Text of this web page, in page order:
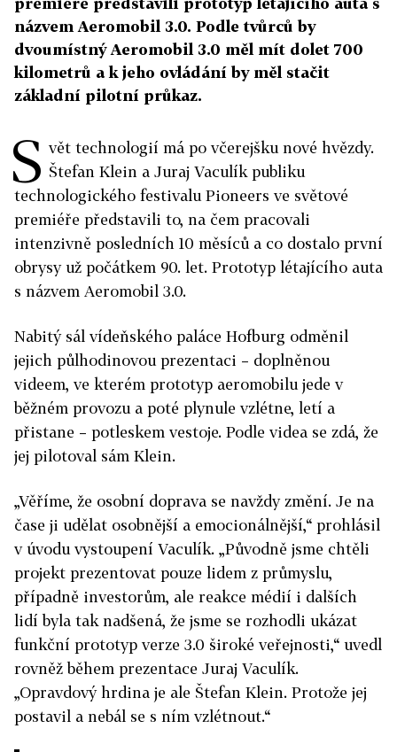
názvem Aeromobil 3.0. Podle tvůrců by
dvoumístný Aeromobil 3.0 měl mít dolet 700
kilometrů a k jeho ovládání by měl stačit
základní pilotní průkaz.
S vět technologií má po včerejšku nové hvězdy.
Štefan Klein a Juraj Vaculík publiku
technologického festivalu Pioneers ve světové
premiéře představili to, na čem pracovali
intenzivně posledních 10 měsíců a co dostalo první
obrysy už počátkem 90. let. Prototyp létajícího auta
s názvem Aeromobil 3.0.
Nabitý sál vídeňského paláce Hofburg odměnil
jejich půlhodinovou prezentaci – doplněnou
videem, ve kterém prototyp aeromobilu jede v
běžném provozu a poté plynule vzlétne, letí a
přistane – potleskem vestoje. Podle videa se zdá, že
jej pilotoval sám Klein.
„Věříme, že osobní doprava se navždy změní. Je na
čase ji udělat osobnější a emocionálnější,“ prohlásil
v úvodu vystoupení Vaculík. „Původně jsme chtěli
projekt prezentovat pouze lidem z průmyslu,
případně investorům, ale reakce médií i dalších
lidí byla tak nadšená, že jsme se rozhodli ukázat
funkční prototyp verze 3.0 široké veřejnosti,“ uvedl
rovněž během prezentace Juraj Vaculík.
„Opravdový hrdina je ale Štefan Klein. Protože jej
postavil a nebál se s ním vzlétnout.“